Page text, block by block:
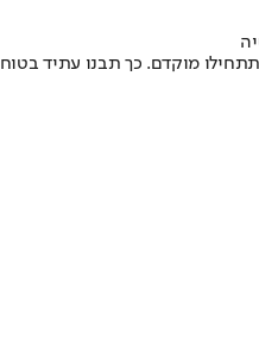
מוקדם. כך תבנו עתיד בטוח